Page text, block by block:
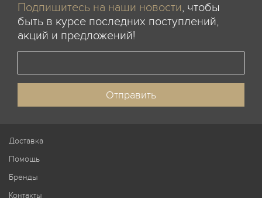
Подпишитесь на наши новости, чтобы
быть в курсе последних поступлений,
акций и предложений!
Доставка
Помощь
Бренды
Контакты